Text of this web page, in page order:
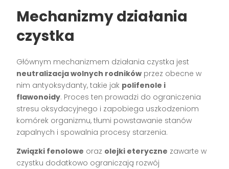
Mechanizmy działania
czystka
Głównym mechanizmem działania czystka jest
neutralizacja wolnych rodników przez obecne w
nim antyoksydanty, takie jak polifenole i
flawonoidy. Proces ten prowadzi do ograniczenia
stresu oksydacyjnego i zapobiega uszkodzeniom
komórek organizmu, tłumi powstawanie stanów
zapalnych i spowalnia procesy starzenia.
Związki fenolowe oraz olejki eteryczne zawarte w
czystku dodatkowo ograniczają rozwój